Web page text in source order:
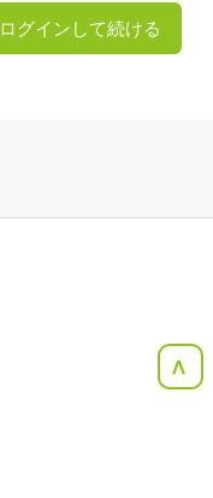
ログインして続ける
<